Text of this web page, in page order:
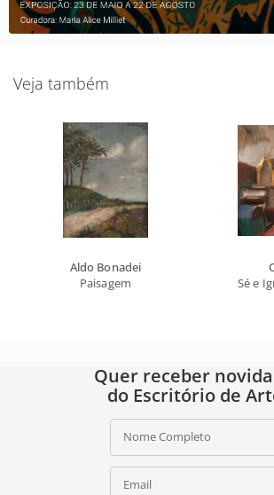
Veja também
Aldo Bonadei
Paisagem
Sé e
Quer receber
do Escritório de
Nome Completo
Email